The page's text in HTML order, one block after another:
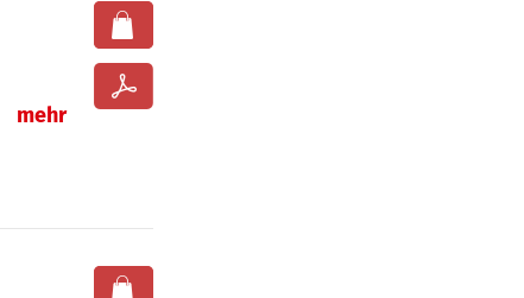
mehr